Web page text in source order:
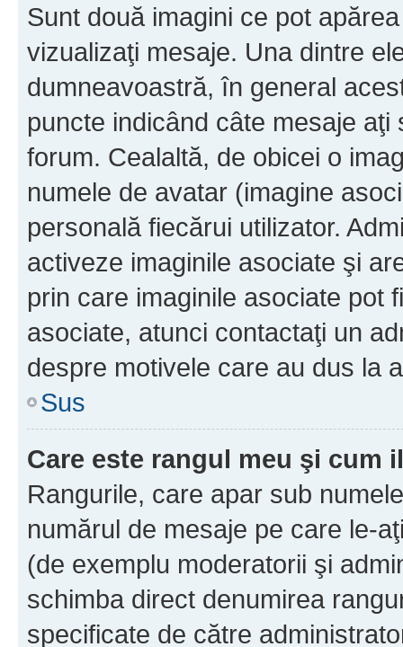
Sunt două imagini ce pot
vizualizaţi mesaje. Una dintre
dumneavoastră, în general
puncte indicând câte mesaje
forum. Cealaltă, de obicei o
numele de avatar (imagine
personală fiecărui utilizator.
activeze imaginile asociate şi
prin care imaginile asociate pot
asociate, atunci contactaţi un
despre motivele care au dus la
Sus
Care este rangul meu şi cum
Rangurile, care apar sub
numărul de mesaje pe care le-
(de exemplu moderatorii şi
schimba direct denumirea
specificate de către